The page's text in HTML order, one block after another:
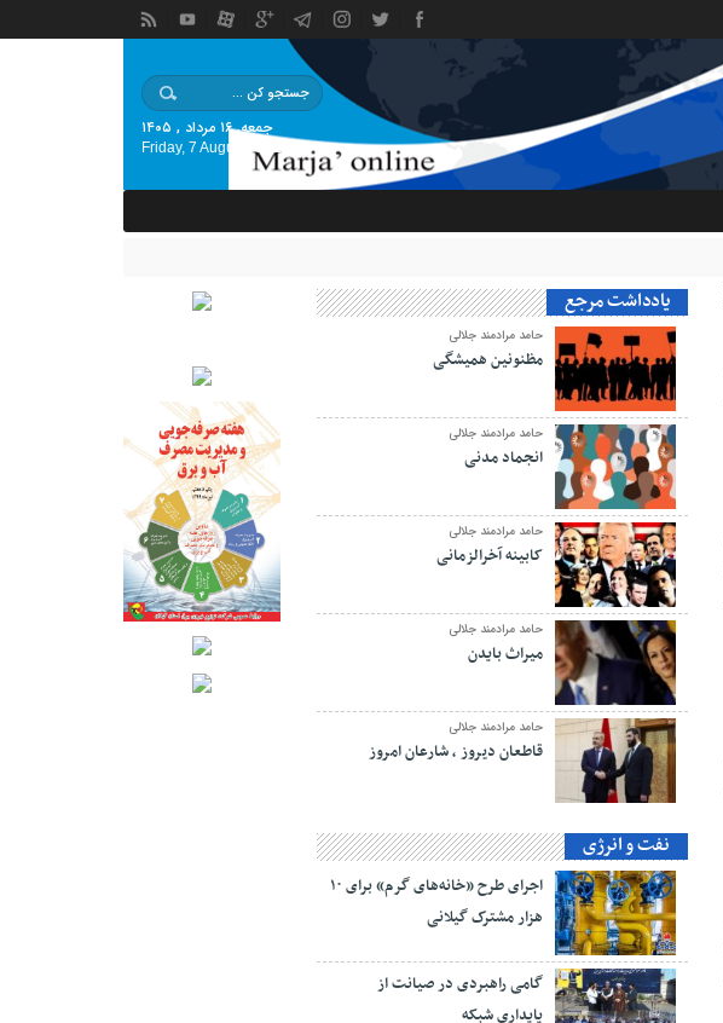
جمعه, ۱۶ مرداد , ۱۴۰۵
Friday, 7 August , 2026
یادداشت مرجع
حامد مرادمند جلالی
مظنونین همیشگی
حامد مرادمند جلالی
انجماد مدنی
حامد مرادمند جلالی
کابینه آخرالزمانی
حامد مرادمند جلالی
میراث بایدن
حامد مرادمند جلالی
قاطعان دیروز ، شارعان امروز
نفت و انرژی
اجرای طرح «خانه‌های گرم» برای ۱۰
هزار مشترک گیلانی
گامی راهبردی در صیانت از
پایداری شبکه